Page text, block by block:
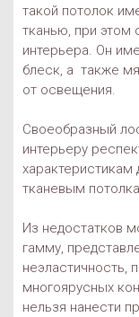
такой потолок
тканью, при этом
интерьера. Он
блеск, а также
от освещения.
Своеобразный
интерьеру
характеристикам
тканевым
Из недостатков
гамму,
неэластичность,
многоярусных
нельзя нанести